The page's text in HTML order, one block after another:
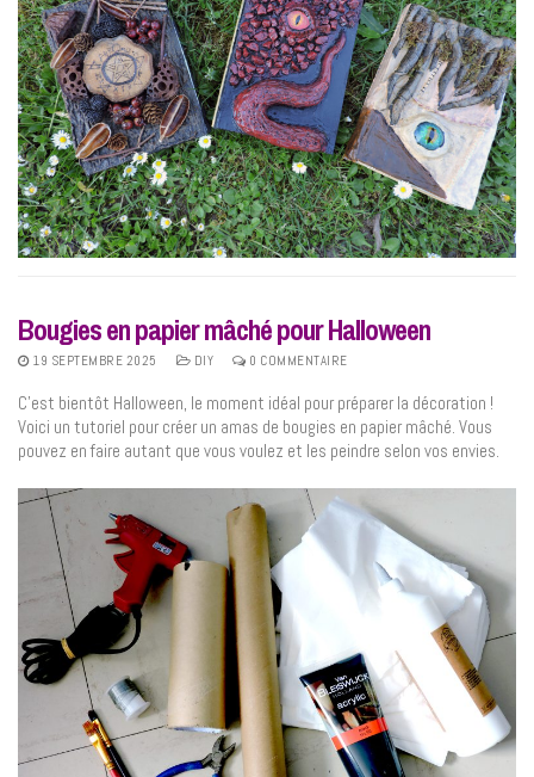
Bougies en papier mâché pour Halloween
19 SEPTEMBRE 2025 DIY 0 COMMENTAIRE
C’est bientôt Halloween, le moment idéal pour préparer la décoration !
Voici un tutoriel pour créer un amas de bougies en papier mâché. Vous
pouvez en faire autant que vous voulez et les peindre selon vos envies.